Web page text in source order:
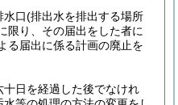
水口(排出水を排出する場所
限り、その届出をした者に
る届出に係る計画の廃止を
日を経過した後でなけれ